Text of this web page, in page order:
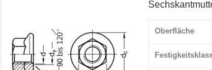
Oberfläche